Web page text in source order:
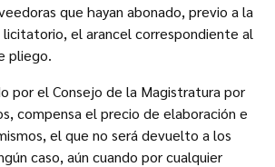
que hayan abonado, previo a la
el arancel correspondiente al
pliego.
por el Consejo de la Magistratura por
compensa el precio de elaboración e
el que no será devuelto a los
caso, aún cuando por cualquier